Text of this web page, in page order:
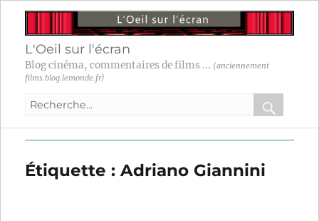
L'Oeil sur l'écran
Blog cinéma, commentaires de films ... (anciennement
films.blog.lemonde.fr)
Recherche
:
OK
Étiquette :Adriano Giannini